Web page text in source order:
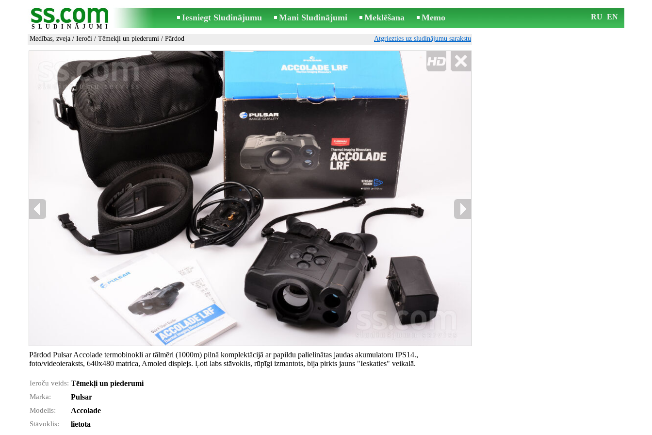
SLUDINĀJUMI
Iesniegt Sludinājumu Mani Sludinājumi Meklēšana Memo RU EN
Medības, zveja / Ieroči / Tēmekļi un piederumi / Pārdod Atgriezties uz sludinājumu sarakstu
Pārdod Pulsar Accolade termobinokli ar tālmēri (1000m) pilnā komplektācijā ar papildu palielinātas jaudas akumulatoru IPS14.,
foto/videoieraksts, 640x480 matrica, Amoled displejs. Ļoti labs stāvoklis, rūpīgi izmantots, bija pirkts jauns "Ieskaties" veikalā.
Ieroču veids: Tēmekļi un piederumi
Marka: Pulsar
Modelis: Accolade
Stāvoklis: lietota